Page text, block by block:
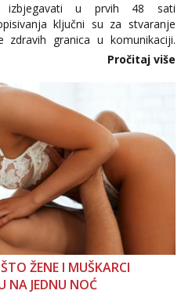
izbjegavati u prvih 48 sati
ključni su za stvaranje
granica u komunikaciji.
otkrivanje osobnih ili intimnih
osoba još nije zaslužila to
Pročitaj više
ŽENE I MUŠKARCI
NA JEDNU NOĆ